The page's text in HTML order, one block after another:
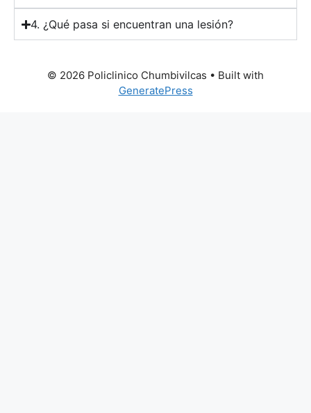
4. ¿Qué pasa si encuentran una lesión?
© 2026 Policlinico Chumbivilcas • Built with
GeneratePress